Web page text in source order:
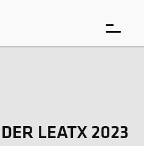
EN DE
LEATX 2023